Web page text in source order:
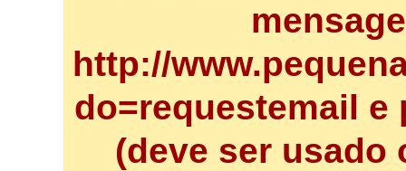
http://
do=requestemail
(deve ser usado